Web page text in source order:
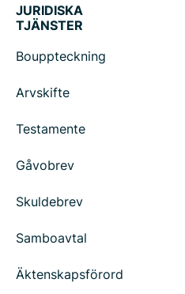
JURIDISKA
TJÄNSTER
Bouppteckning
Arvskifte
Testamente
Gåvobrev
Skuldebrev
Samboavtal
Äktenskapsförord